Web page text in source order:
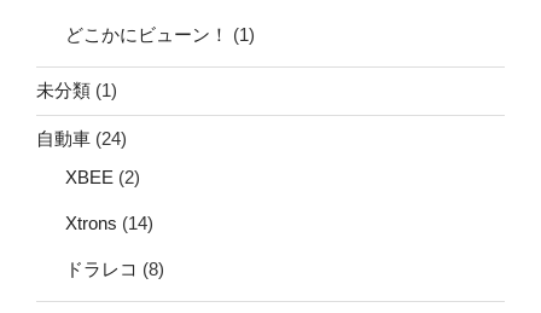
どこかにビューン！ (1)
未分類 (1)
自動車 (24)
XBEE (2)
Xtrons (14)
ドラレコ (8)